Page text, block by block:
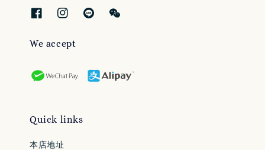
We accept
Quick links
本店地址